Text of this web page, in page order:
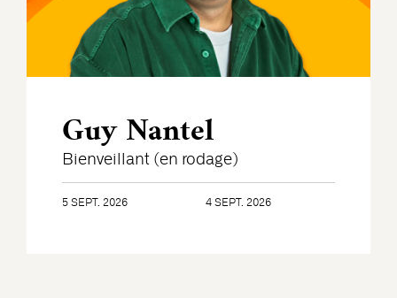
Guy Nantel
Bienveillant (en rodage)
5 SEPT. 2026 4 SEPT. 2026